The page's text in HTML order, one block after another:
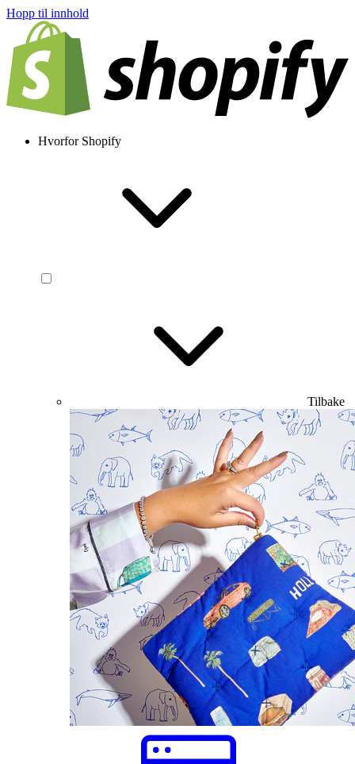
Hopp til innhold
Hvorfor Shopify
Tilbake